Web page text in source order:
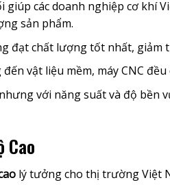
giúp các doanh nghiệp cơ khí
sản phẩm.
đạt chất lượng tốt nhất, giảm
vật liệu mềm, máy CNC
với năng suất và độ bền
Cao
lý tưởng cho thị trường Việt